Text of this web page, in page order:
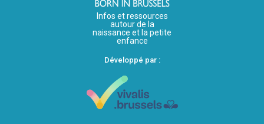
Infos et ressources
autour de la
naissance et la petite
enfance
Développé par :